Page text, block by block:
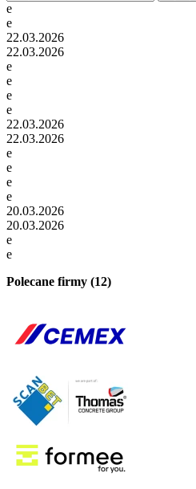
e
e
22.03.2026
22.03.2026
e
e
e
e
22.03.2026
22.03.2026
e
e
e
e
20.03.2026
20.03.2026
e
e
Polecane firmy (12)